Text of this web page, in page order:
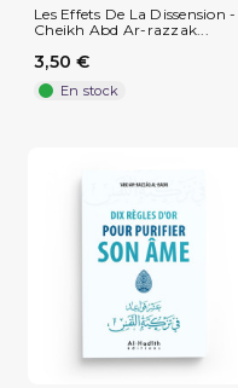
Les Effets De La Dissension -
Cheikh Abd Ar-razzak...
3,50 €
En stock